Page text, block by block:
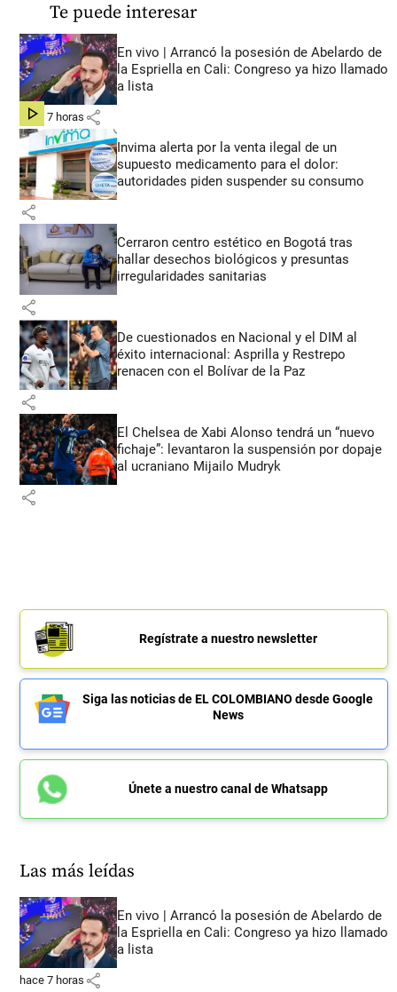
Te puede interesar
En vivo | Arrancó la posesión de Abelardo de
la Espriella en Cali: Congreso ya hizo llamado
a lista
hace 7 horas share
Invima alerta por la venta ilegal de un
supuesto medicamento para el dolor:
autoridades piden suspender su consumo
share
Cerraron centro estético en Bogotá tras
hallar desechos biológicos y presuntas
irregularidades sanitarias
share
De cuestionados en Nacional y el DIM al
éxito internacional: Asprilla y Restrepo
renacen con el Bolívar de la Paz
share
El Chelsea de Xabi Alonso tendrá un “nuevo
fichaje”: levantaron la suspensión por dopaje
al ucraniano Mijailo Mudryk
share
Regístrate a nuestro newsletter
Siga las noticias de EL COLOMBIANO desde Google
News
Únete a nuestro canal de Whatsapp
Las más leídas
En vivo | Arrancó la posesión de Abelardo de
la Espriella en Cali: Congreso ya hizo llamado
a lista
hace 7 horas share